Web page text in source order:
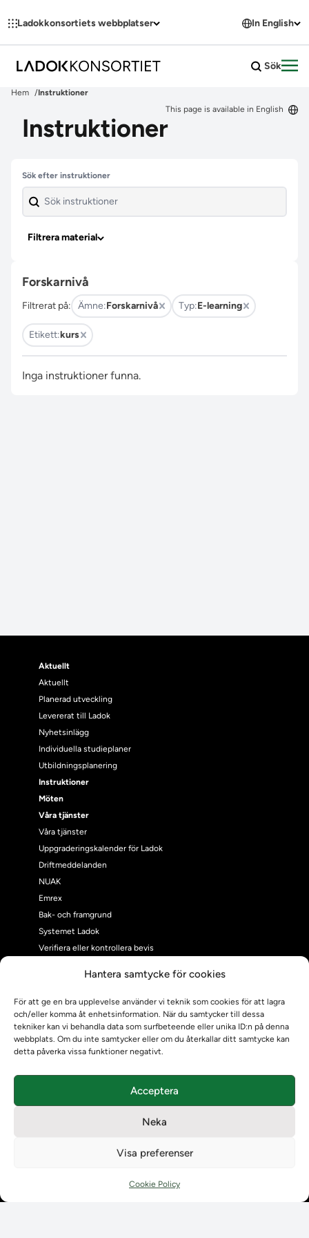
Hantera samtycke för cookies
För att ge en bra upplevelse använder vi teknik som cookies för att lagra
och/eller komma åt enhetsinformation. När du samtycker till dessa
tekniker kan vi behandla data som surfbeteende eller unika ID:n på denna
webbplats. Om du inte samtycker eller om du återkallar ditt samtycke kan
detta påverka vissa funktioner negativt.
Acceptera
Neka
Visa preferenser
Cookie Policy
Ladokkonsortiets webbplatser In English
Sök
Hem
Instruktioner
This page is available in English
Instruktioner
Hoppa över filter
Sök efter instruktioner
Filtrera material
Forskarnivå
Filtrerat på: Ämne:Forskarnivå Typ:E-learning
Etikett:kurs
Inga instruktioner funna.
Aktuellt
Aktuellt
Planerad utveckling
Levererat till Ladok
Nyhetsinlägg
Individuella studieplaner
Utbildningsplanering
Instruktioner
Möten
Våra tjänster
Våra tjänster
Uppgraderingskalender för Ladok
Driftmeddelanden
NUAK
Emrex
Bak- och framgrund
Systemet Ladok
Verifiera eller kontrollera bevis
Om oss
Om Ladokkonsortiet
Ladokkonsortiet internationellt
Vision, strategi och produktplan
Kontaktuppgifter för studenters Ladoksupport